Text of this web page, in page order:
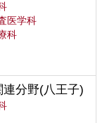
医学科
科
連分野(八王子)